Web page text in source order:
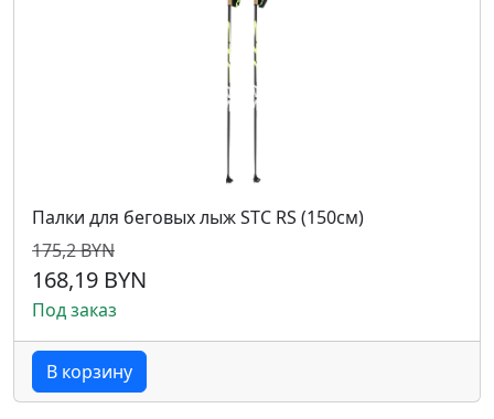
Палки для беговых лыж STC RS (150см)
175,2 BYN
168,19 BYN
Под заказ
В корзину